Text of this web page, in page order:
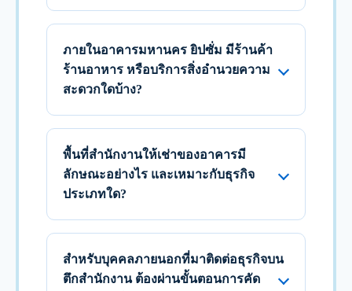
ภายในอาคารมหานคร ยิปซั่ม มีร้านค้า
ร้านอาหาร หรือบริการสิ่งอำนวยความ
สะดวกใดบ้าง?
พื้นที่สำนักงานให้เช่าของอาคารมี
ลักษณะอย่างไร และเหมาะกับธุรกิจ
ประเภทใด?
สำหรับบุคคลภายนอกที่มาติดต่อธุรกิจบน
ตึกสำนักงาน ต้องผ่านขั้นตอนการคัด